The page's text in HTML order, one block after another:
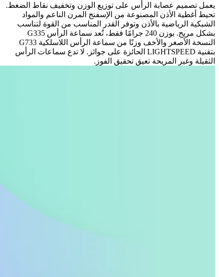
يعمل تصميم عصابة الرأس على توزيع الوزن وتخفيف نقاط الضغط.
تحيط أغطية الأذن المصنوعة من الإسفنج المرن الناعم والمواد
الشبكية الرياضية بالأذن وتوفر القدر المناسب من القوة لتناسب
بشكل مريح. بوزن 240 جرامًا فقط، تُعد سماعة الرأس G335
النسخة الأصغر والأخف وزنًا من سماعة الرأس اللاسلكية G733
بتقنية LIGHTSPEED الحائزة على جوائز. لا تدع سماعات الرأس
الثقيلة وغير المريحة تعيق تحقيق الفوز.